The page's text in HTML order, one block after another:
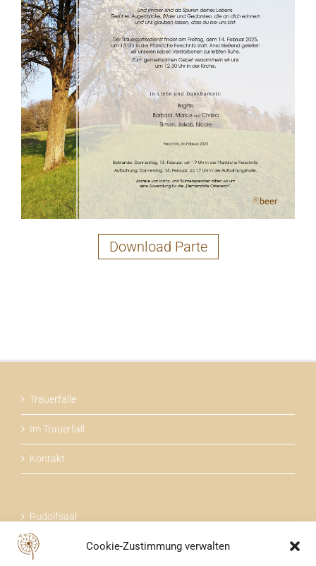
Cookie-Zustimmung verwalten
Download Parte
Trauerfälle
Im Trauerfall
Kontakt
Rudolfsaal
Über uns